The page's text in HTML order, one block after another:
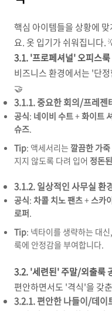
핵심 아이템들을 상황에
요. 옷 입기가 쉬워집니다.
3.1. '프로페셔널' 오피스
비즈니스 환경에서는 '단
🤝
3.1.1. 중요한 회의/프레젠
공식: 네이비 수트+화이트
슈즈.
Tip: 액세서리는 깔끔한 가
지지 않도록 다려 입어 정돈
3.1.2. 일상적인 사무실 환
공식: 차콜 치노 팬츠+스카
로퍼.
Tip: 넥타이를 생략하는 대신,
룩에 안정감을 부여합니다.
3.2. '세련된' 주말/외출룩
편안하면서도 '격식'을 갖
3.2.1. 편안한 나들이/데이